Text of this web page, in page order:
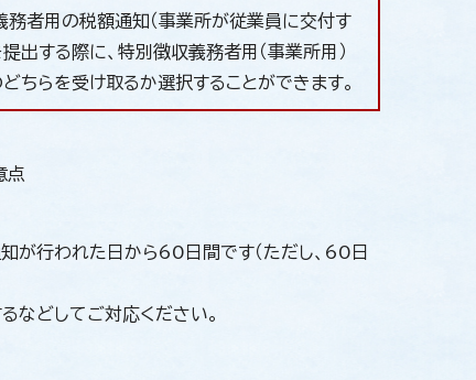
務者用の税額通知（事業所が従業員に交付す
出する際に、特別徴収義務者用（事業所用）
ちらを受け取るか選択することができます。
点
が行われた日から60日間です（ただし、60日
などしてご対応ください。